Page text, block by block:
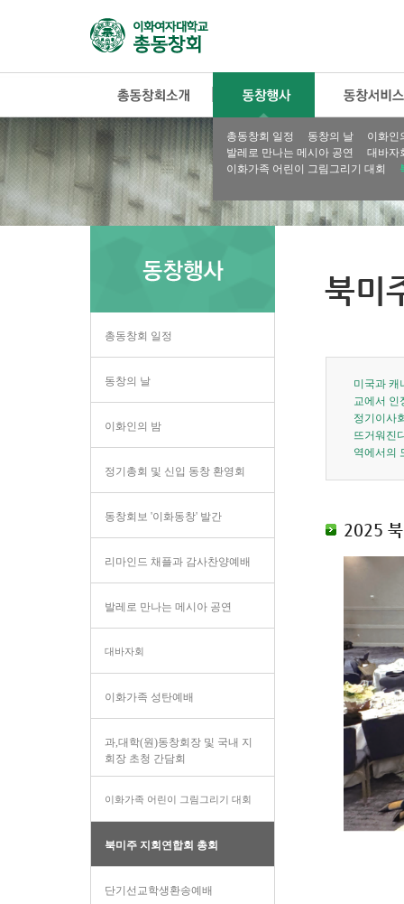
총동창회 일정 동창의 날
이화인
발레로 만나는 메시아 공연
대바자
이화가족 어린이 그림그리기 대회
총동창회 일정
동창의 날
이화인의 밤
정기총회 및 신입 동창 환영회
동창회보 '이화동창' 발간
리마인드 채플과 감사찬양예배
발레로 만나는 메시아 공연
대바자회
이화가족 성탄예배
과,대학(원)동창회장 및 국내 지
회장 초청 간담회
이화가족 어린이 그림그리기 대회
북미주 지회연합회 총회
단기선교학생환송예배
미국과 캐
교에서 인
정기이사
뜨거워진
역에서의
2025 북
북미